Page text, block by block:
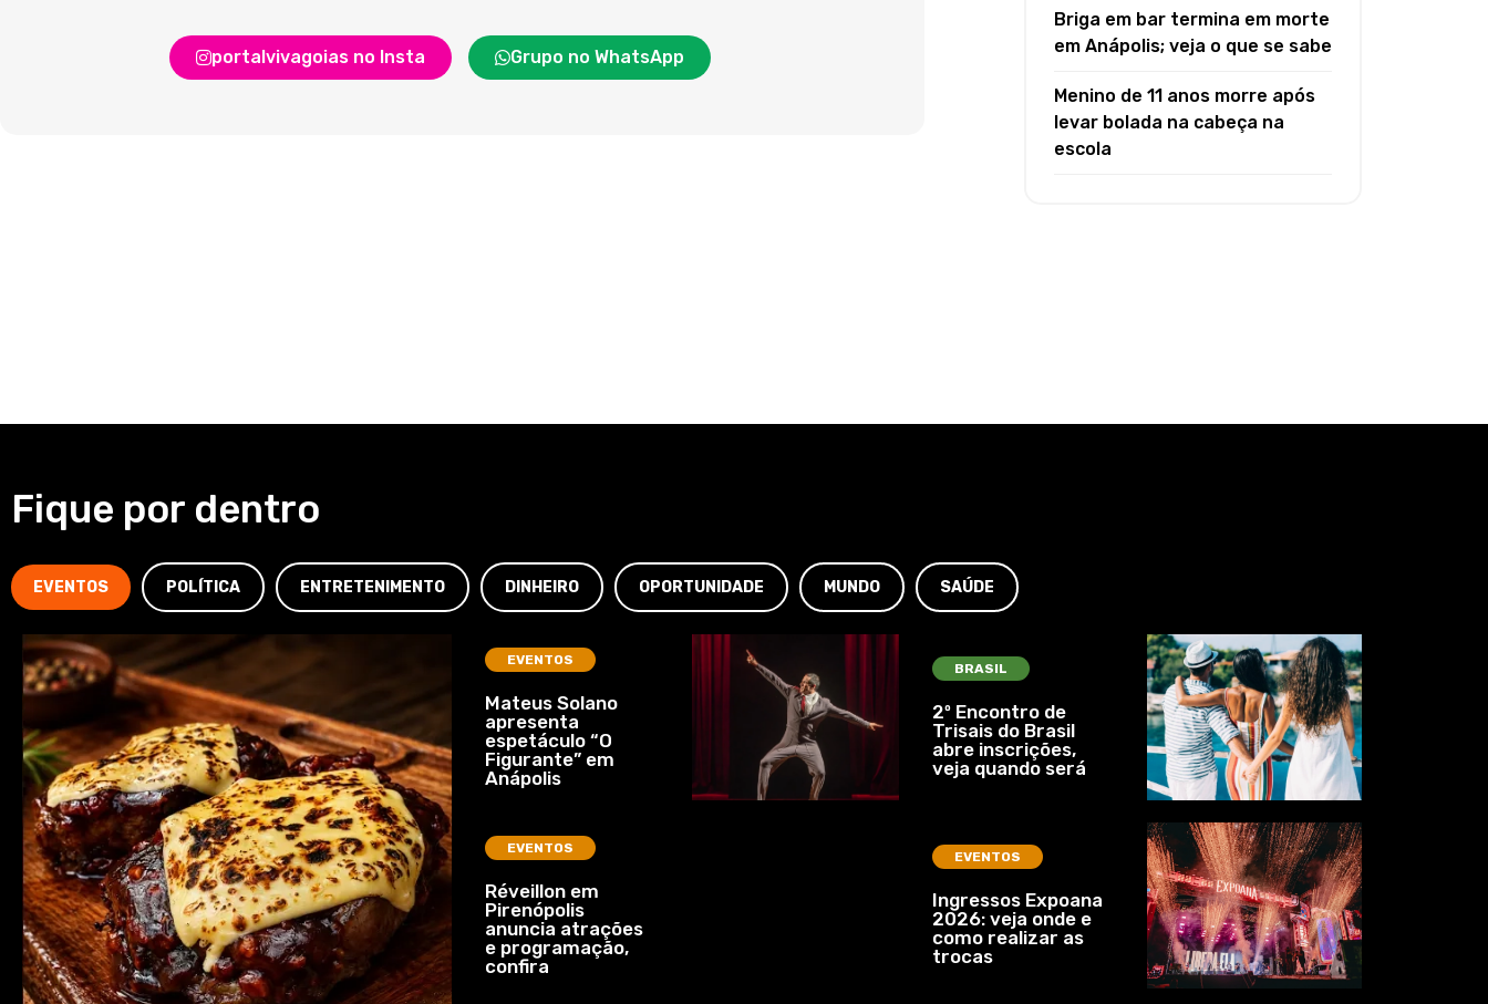
portalvivagoias no Insta Grupo no WhatsApp
Briga em bar termina em morte
em Anápolis; veja o que se sabe
Menino de 11 anos morre após
levar bolada na cabeça na
escola
Fique por dentro
EVENTOS POLÍTICA ENTRETENIMENTO DINHEIRO OPORTUNIDADE MUNDO SAÚDE
EVENTOS
Mateus Solano
apresenta
espetáculo “O
Figurante” em
Anápolis
EVENTOS
Réveillon em
Pirenópolis
anuncia atrações
e programação,
confira
BRASIL
2º Encontro de
Trisais do Brasil
abre inscrições,
veja quando será
EVENTOS
Ingressos Expoana
2026: veja onde e
como realizar as
trocas